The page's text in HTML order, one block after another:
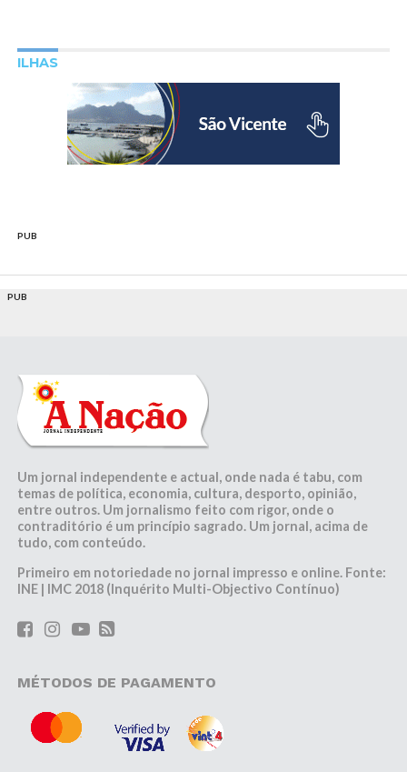
ILHAS
PUB
PUB
Um jornal independente e actual, onde nada é tabu, com
temas de política, economia, cultura, desporto, opinião,
entre outros. Um jornalismo feito com rigor, onde o
contraditório é um princípio sagrado. Um jornal, acima de
tudo, com conteúdo.
Primeiro em notoriedade no jornal impresso e online. Fonte:
INE | IMC 2018 (Inquérito Multi-Objectivo Contínuo)
MÉTODOS DE PAGAMENTO